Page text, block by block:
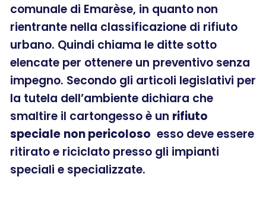
comunale di Emarèse, in quanto non
rientrante nella classificazione di rifiuto
urbano. Quindi chiama le ditte sotto
elencate per ottenere un preventivo senza
impegno. Secondo gli articoli legislativi per
la tutela dell’ambiente dichiara che
smaltire il cartongesso è un rifiuto
speciale non pericoloso esso deve essere
ritirato e riciclato presso gli impianti
speciali e specializzate.